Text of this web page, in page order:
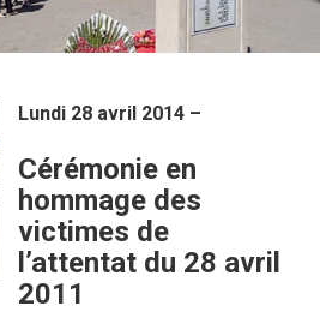
Lundi 28 avril 2014 –
Cérémonie en
hommage des
victimes de
l’attentat du 28 avril
2011